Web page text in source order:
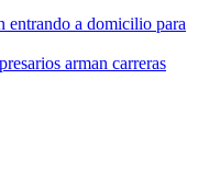
entrando a domicilio para
arman carreras